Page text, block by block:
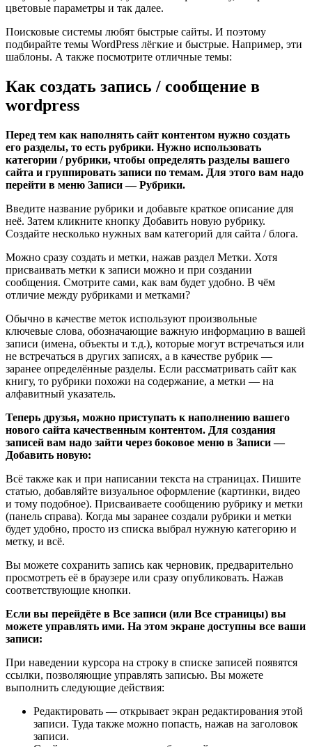
цветовые параметры и так далее.
Поисковые системы любят быстрые сайты. И поэтому
подбирайте темы WordPress лёгкие и быстрые. Например, эти
шаблоны. А также посмотрите отличные темы:
Как создать запись / сообщение в
wordpress
Перед тем как наполнять сайт контентом нужно создать
его разделы, то есть рубрики. Нужно использовать
категории / рубрики, чтобы определять разделы вашего
сайта и группировать записи по темам. Для этого вам надо
перейти в меню Записи — Рубрики.
Введите название рубрики и добавьте краткое описание для
неё. Затем кликните кнопку Добавить новую рубрику.
Создайте несколько нужных вам категорий для сайта / блога.
Можно сразу создать и метки, нажав раздел Метки. Хотя
присваивать метки к записи можно и при создании
сообщения. Смотрите сами, как вам будет удобно. В чём
отличие между рубриками и метками?
Обычно в качестве меток используют произвольные
ключевые слова, обозначающие важную информацию в вашей
записи (имена, объекты и т.д.), которые могут встречаться или
не встречаться в других записях, а в качестве рубрик —
заранее определённые разделы. Если рассматривать сайт как
книгу, то рубрики похожи на содержание, а метки — на
алфавитный указатель.
Теперь друзья, можно приступать к наполнению вашего
нового сайта качественным контентом. Для создания
записей вам надо зайти через боковое меню в Записи —
Добавить новую:
Всё также как и при написании текста на страницах. Пишите
статью, добавляйте визуальное оформление (картинки, видео
и тому подобное). Присваиваете сообщению рубрику и метки
(панель справа). Когда мы заранее создали рубрики и метки
будет удобно, просто из списка выбрал нужную категорию и
метку, и всё.
Вы можете сохранить запись как черновик, предварительно
просмотреть её в браузере или сразу опубликовать. Нажав
соответствующие кнопки.
Если вы перейдёте в Все записи (или Все страницы) вы
можете управлять ими. На этом экране доступны все ваши
записи:
При наведении курсора на строку в списке записей появятся
ссылки, позволяющие управлять записью. Вы можете
выполнить следующие действия:
Редактировать — открывает экран редактирования этой
записи. Туда также можно попасть, нажав на заголовок
записи.